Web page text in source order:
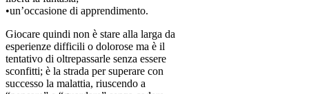
•un’occasione di apprendimento.
Giocare quindi non è stare alla larga da
esperienze difficili o dolorose ma è il
tentativo di oltrepassarle senza essere
sconfitti; è la strada per superare con
successo la malattia, riuscendo a